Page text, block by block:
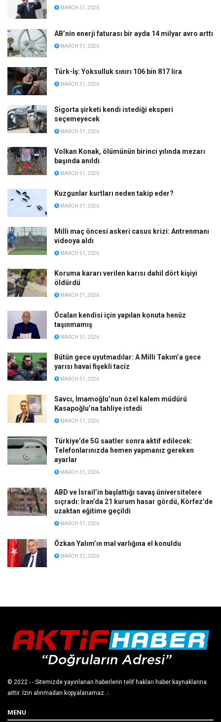
MARCH 31, 2026
AB’nin enerji faturası bir ayda 14 milyar avro arttı
MARCH 31, 2026
Türk-İş: Yoksulluk sınırı 106 bin 817 lira
MARCH 31, 2026
Sigorta şirketi kendi istediği eksperi
seçemeyecek
MARCH 31, 2026
Volkan Konak, ölümünün birinci yılında mezarı
başında anıldı
MARCH 31, 2026
Kuzgunlar kurtları neden takip eder?
MARCH 31, 2026
Milli maç öncesi askeri casus krizi: Antrenmanı
videoya aldı
MARCH 31, 2026
Koruma kararı verilen karısı dahil dört kişiyi
öldürdü
MARCH 31, 2026
Öcalan kendisi için yapılan konuta henüz
taşınmamış
MARCH 31, 2026
Bütün gece uyutmadılar: A Milli Takım’a gece
yarısı havai fişekli taciz
MARCH 31, 2026
Savcı, İmamoğlu’nun özel kalem müdürü
Kasapoğlu’na tahliye istedi
MARCH 31, 2026
Türkiye’de 5G saatler sonra aktif edilecek:
Telefonlarınızda hemen yapmanız gereken
ayarlar
MARCH 31, 2026
ABD ve İsrail’in başlattığı savaş üniversitelere
sıçradı: İran’da 21 kurum hasar gördü, Körfez’de
uzaktan eğitime geçildi
MARCH 31, 2026
Özkan Yalım’ın mal varlığına el konuldu
MARCH 31, 2026
© 2022 - - Sitemizde yayınlanan haberlerin telif hakları haber kaynaklarına
aittir. İzin alınmadan kopyalanamaz. J
MENU